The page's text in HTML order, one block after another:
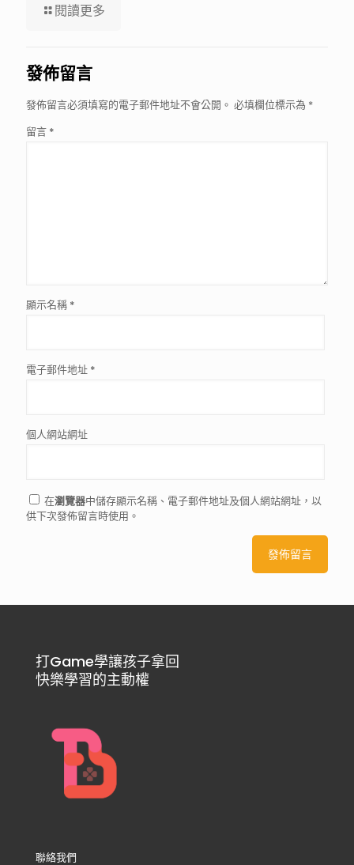
閱讀更多
發佈留言
發佈留言必須填寫的電子郵件地址不會公開。 必填欄位標示為 *
留言 *
顯示名稱 *
電子郵件地址 *
個人網站網址
在瀏覽器中儲存顯示名稱、電子郵件地址及個人網站網址，以
供下次發佈留言時使用。
打Game學讓孩子拿回
快樂學習的主動權
聯絡我們